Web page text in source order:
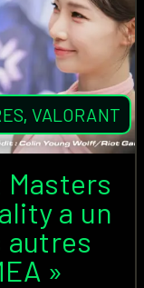
,VALORANT
Masters
a un
autres
»